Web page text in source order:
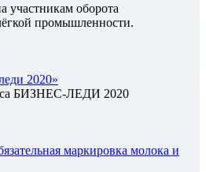
участникам оборота
промышленности.
2020»
БИЗНЕС-ЛЕДИ 2020
маркировка молока и